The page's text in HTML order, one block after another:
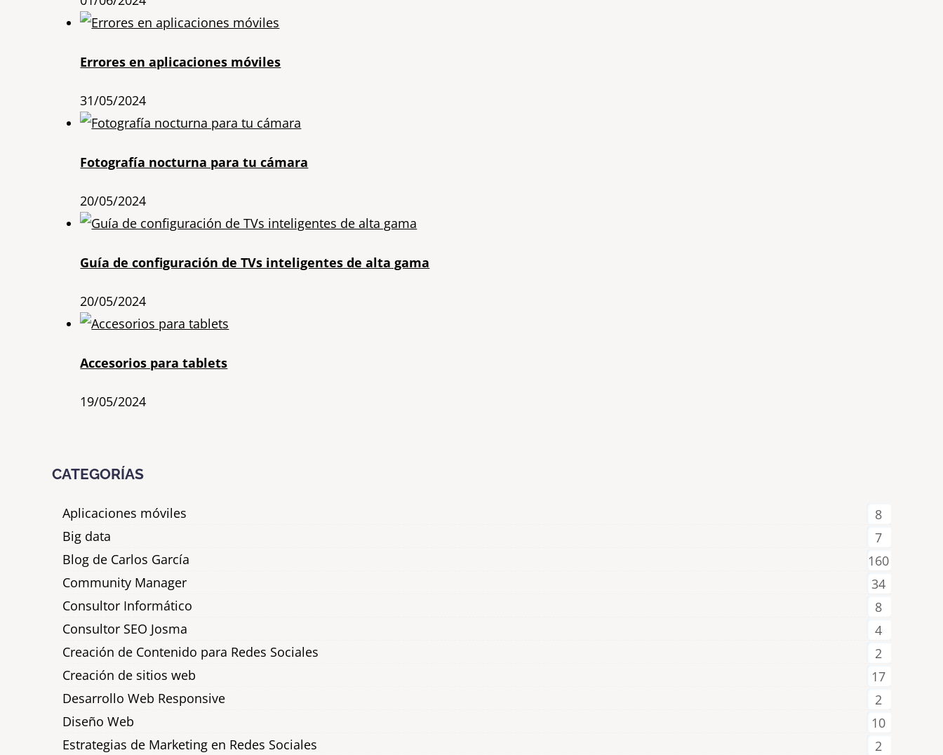
Errores en aplicaciones móviles
31/05/2024
Fotografía nocturna para tu cámara
20/05/2024
Guía de configuración de TVs inteligentes de alta gama
20/05/2024
Accesorios para tablets
19/05/2024
CATEGORÍAS
Aplicaciones móviles
8
Big data
7
Blog de Carlos García
160
Community Manager
34
Consultor Informático
8
Consultor SEO Josma
4
Creación de Contenido para Redes Sociales
2
Creación de sitios web
17
Desarrollo Web Responsive
2
Diseño Web
10
Estrategias de Marketing en Redes Sociales
2